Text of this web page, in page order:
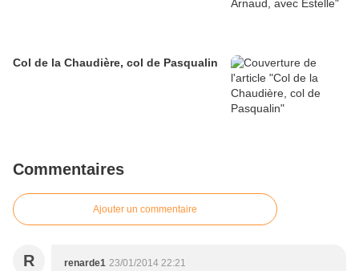
Col de la Chaudière, col de Pasqualin
Commentaires
Ajouter un commentaire
R renarde1 23/01/2014 22:21